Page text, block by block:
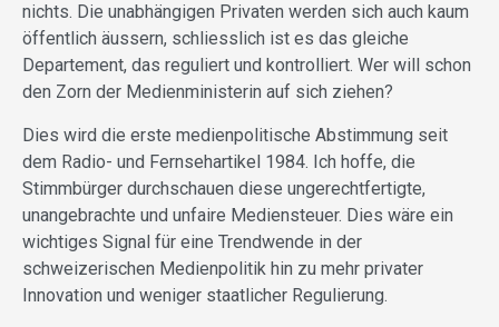
nichts. Die unabhängigen Privaten werden sich auch kaum
öffentlich äussern, schliesslich ist es das gleiche
Departement, das reguliert und kontrolliert. Wer will schon
den Zorn der Medienministerin auf sich ziehen?
Dies wird die erste medienpolitische Abstimmung seit
dem Radio- und Fernsehartikel 1984. Ich hoffe, die
Stimmbürger durchschauen diese ungerechtfertigte,
unangebrachte und unfaire Mediensteuer. Dies wäre ein
wichtiges Signal für eine Trendwende in der
schweizerischen Medienpolitik hin zu mehr privater
Innovation und weniger staatlicher Regulierung.